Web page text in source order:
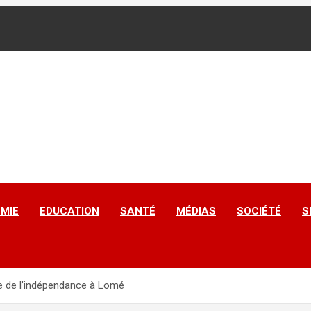
EDUCATION SANTÉ MÉDIAS SOCIÉTÉ
l’indépendance à Lomé